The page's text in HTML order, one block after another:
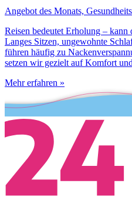
Angebot des Monats,
Reisen bedeutet Erholung – kann
Langes Sitzen, ungewohnte
führen häufig zu
setzen wir gezielt auf Komfort
Mehr erfahren »